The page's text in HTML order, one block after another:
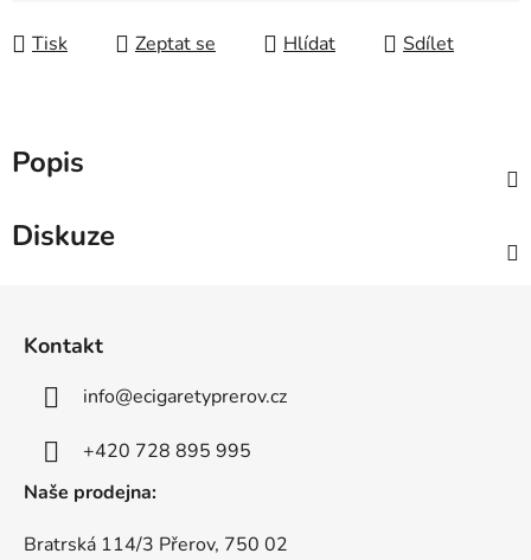
Tisk Zeptat se Hlídat Sdílet
Popis
Diskuze
Kontakt
info@ecigaretyprerov.cz
+420 728 895 995
Naše prodejna:
Bratrská 114/3 Přerov, 750 02